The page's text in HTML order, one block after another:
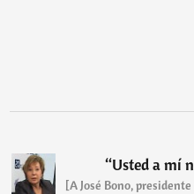
“Usted a mí
[A José Bono,